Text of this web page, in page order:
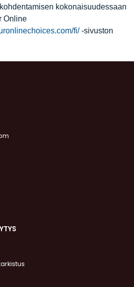
kokonaisuudessaan
Online
fi/-sivuston